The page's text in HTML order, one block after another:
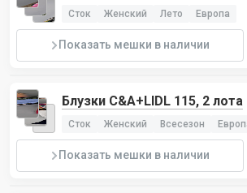
Сток Женский Лето Европа
Показать мешки в наличии
Блузки C&A+LIDL 115, 2 лота
Сток Женский Всесезон
Показать мешки в наличии